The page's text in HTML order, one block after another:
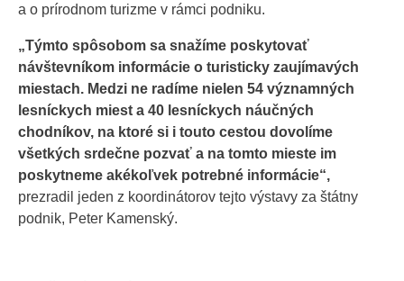
a o prírodnom turizme v rámci podniku.
„Týmto spôsobom sa snažíme poskytovať
návštevníkom informácie o turisticky zaujímavých
miestach. Medzi ne radíme nielen 54 významných
lesníckych miest a 40 lesníckych náučných
chodníkov, na ktoré si i touto cestou dovolíme
všetkých srdečne pozvať a na tomto mieste im
poskytneme akékoľvek potrebné informácie“,
prezradil jeden z koordinátorov tejto výstavy za štátny
podnik, Peter Kamenský.